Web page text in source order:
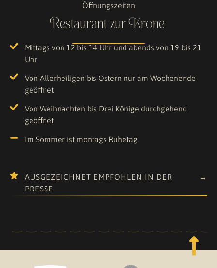
Restaurant zur Krone
Öffnungszeiten
Mittags von 12 bis 14 Uhr und abends von 19 bis 21
Uhr
Von Allerheiligen bis Ostern nur am Wochenende
geöffnet
Von Weihnachten bis Drei Könige durchgehend
geöffnet
Im Sommer ist montags Ruhetag
AUSGEZEICHNET EMPFOHLEN IN DER
PRESSE